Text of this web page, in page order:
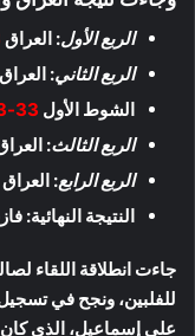
الربع الأول: العراق
الربع الثاني: العراق
الشوط الأول 33-33
الربع الثالث:
الربع الرابع: العراق
النتيجة النهائية:
جاءت انطلاقة اللقاء
للفلبين، ونجح في تسجيل
علي إسماعيل، الذي